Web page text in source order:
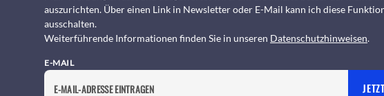
auszurichten. Über einen Link in Newsletter oder E-Mail kann ich diese
ausschalten.
Weiterführende Informationen finden Sie in unseren Datenschutzhinweisen.
E-MAIL